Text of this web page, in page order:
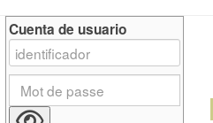
Cuenta de usuario